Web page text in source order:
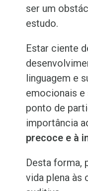
ser um
estudo.
Estar ciente
linguagem e
emocionais e
ponto de
importância
precoce e à
Desta forma,
vida plena às